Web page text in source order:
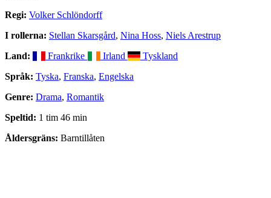
Regi: Volker Schlöndorff
I rollerna: Stellan Skarsgård, Nina Hoss, Niels Arestrup
Land:
Frankrike Irland
Tyskland
Språk: Tyska, Franska, Engelska
Genre: Drama, Romantik
Speltid: 1 tim 46 min
Åldersgräns: Barntillåten